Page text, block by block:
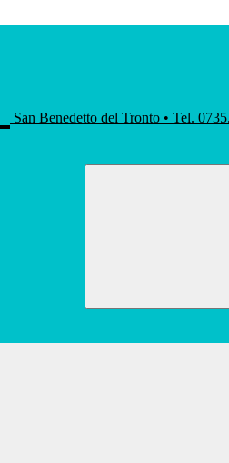
San Benedetto del Tronto • Tel.